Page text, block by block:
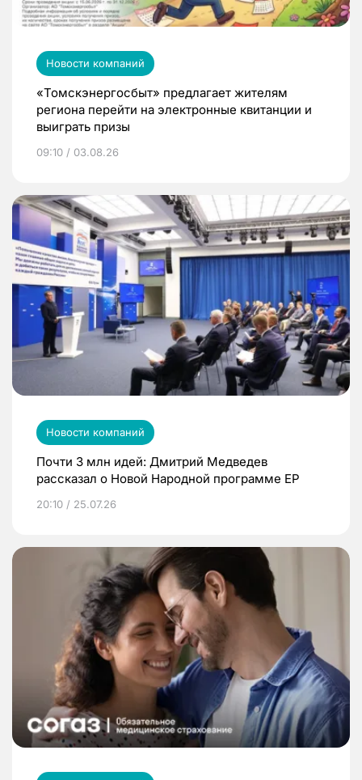
Новости компаний
«Томскэнергосбыт» предлагает жителям
региона перейти на электронные квитанции и
выиграть призы
09:10 / 03.08.26
Новости компаний
Почти 3 млн идей: Дмитрий Медведев
рассказал о Новой Народной программе ЕР
20:10 / 25.07.26